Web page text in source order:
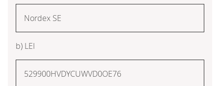
Nordex SE
b) LEI
529900HVDYCUWVD0OE76